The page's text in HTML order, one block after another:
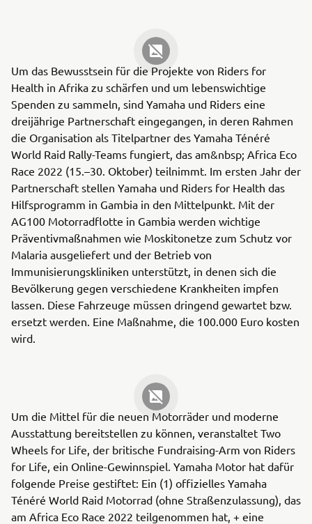
Um das Bewusstsein für die Projekte von Riders for
Health in Afrika zu schärfen und um lebenswichtige
Spenden zu sammeln, sind Yamaha und Riders eine
dreijährige Partnerschaft eingegangen, in deren Rahmen
die Organisation als Titelpartner des Yamaha Ténéré
World Raid Rally-Teams fungiert, das am&nbsp; Africa Eco
Race 2022 (15.–30. Oktober) teilnimmt. Im ersten Jahr der
Partnerschaft stellen Yamaha und Riders for Health das
Hilfsprogramm in Gambia in den Mittelpunkt. Mit der
AG100 Motorradflotte in Gambia werden wichtige
Präventivmaßnahmen wie Moskitonetze zum Schutz vor
Malaria ausgeliefert und der Betrieb von
Immunisierungskliniken unterstützt, in denen sich die
Bevölkerung gegen verschiedene Krankheiten impfen
lassen. Diese Fahrzeuge müssen dringend gewartet bzw.
ersetzt werden. Eine Maßnahme, die 100.000 Euro kosten
wird.
Um die Mittel für die neuen Motorräder und moderne
Ausstattung bereitstellen zu können, veranstaltet Two
Wheels for Life, der britische Fundraising-Arm von Riders
for Life, ein Online-Gewinnspiel. Yamaha Motor hat dafür
folgende Preise gestiftet: Ein (1) offizielles Yamaha
Ténéré World Raid Motorrad (ohne Straßenzulassung), das
am Africa Eco Race 2022 teilgenommen hat, + eine